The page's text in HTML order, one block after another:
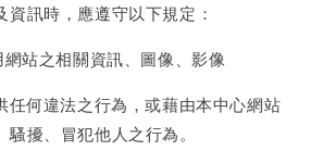
資訊時，應遵守以下規定：
站之相關資訊、圖像、影像
任何違法之行為，或藉由本中心網站
擾、冒犯他人之行為。